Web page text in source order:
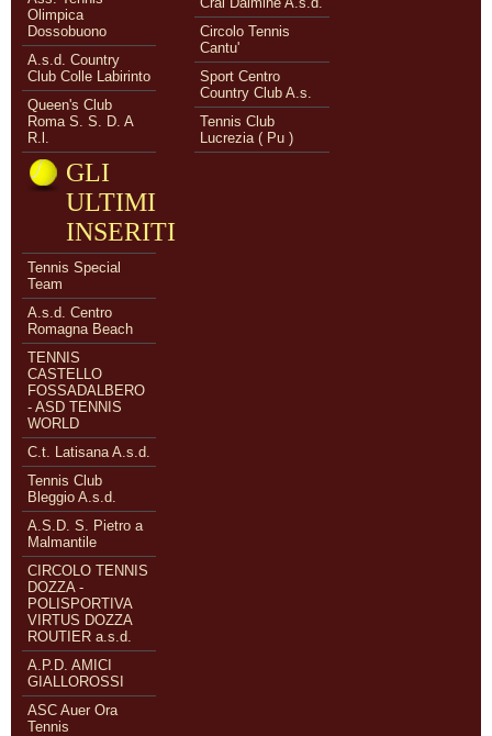
Olimpica
Dossobuono
A.s.d. Country
Club Colle Labirinto
Queen's Club
Roma S. S. D. A
R.l.
Circolo Tennis
Cantu'
Sport Centro
Country Club A.s.
Tennis Club
Lucrezia ( Pu )
GLI
ULTIMI
INSERITI
Tennis Special
Team
A.s.d. Centro
Romagna Beach
TENNIS
CASTELLO
FOSSADALBERO
- ASD TENNIS
WORLD
C.t. Latisana A.s.d.
Tennis Club
Bleggio A.s.d.
A.S.D. S. Pietro a
Malmantile
CIRCOLO TENNIS
DOZZA -
POLISPORTIVA
VIRTUS DOZZA
ROUTIER a.s.d.
A.P.D. AMICI
GIALLOROSSI
ASC Auer Ora
Tennis